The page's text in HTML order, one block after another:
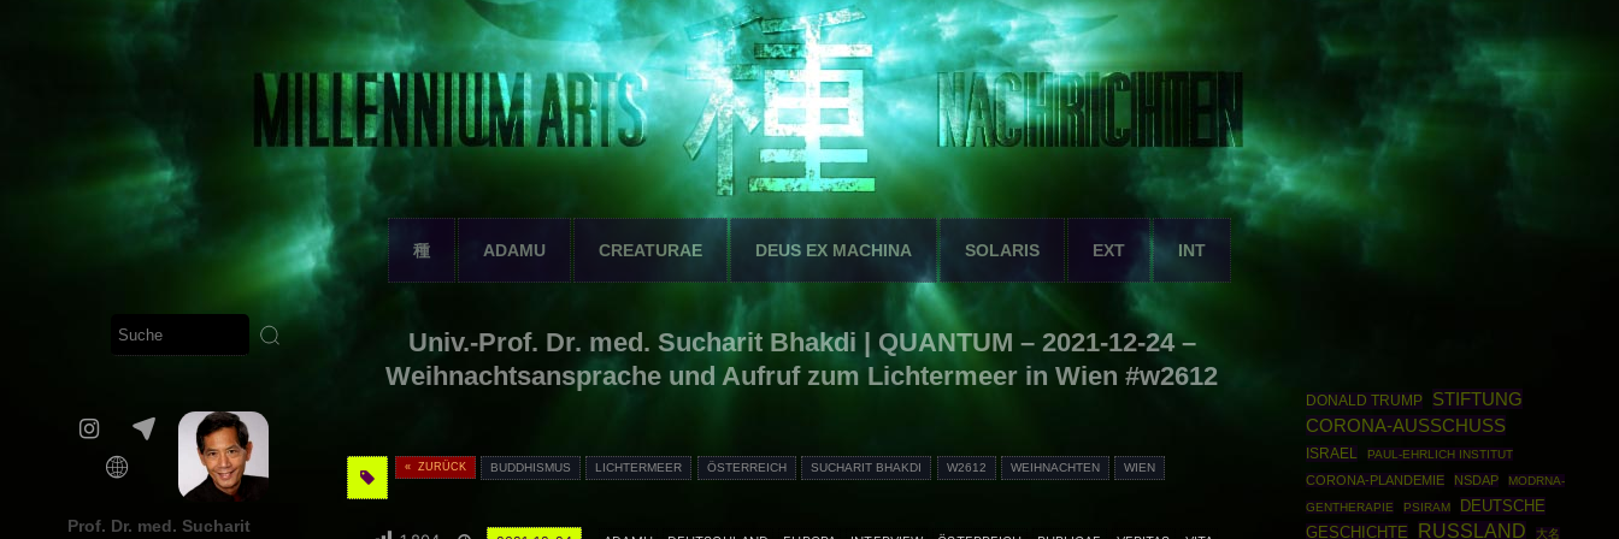
種 ADAMU CREATURAE DEUS EX MACHINA SOLARIS EXT INT
Prof. Dr. med. Sucharit
Univ.-Prof. Dr. med. Sucharit Bhakdi | QUANTUM – 2021-12-24 –
Weihnachtsansprache und Aufruf zum Lichtermeer in Wien #w2612
« ZURÜCK BUDDHISMUS LICHTERMEER ÖSTERREICH SUCHARIT BHAKDI W2612 WEIHNACHTEN WIEN
DONALD TRUMP
STIFTUNG
CORONA-AUSSCHUSS
ISRAEL PAUL-EHRLICH INSTITUT
CORONA-PLANDEMIE NSDAP
MODRNA-
GENTHERAPIE
PSIRAM
DEUTSCHE
GESCHICHTE
RUSSLAND
大名